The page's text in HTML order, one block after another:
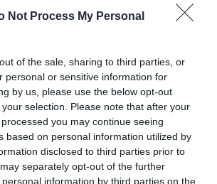
Not Process My Personal
of the sale, sharing to third parties, or
personal or sensitive information for
by us, please use the below opt-out
selection. Please note that after your
you may continue seeing
based on personal information utilized by
disclosed to third parties prior to
separately opt-out of the further
information by third parties on the
mely akár paranoiához is vezethet,
Ezáltal ne csodálkozz azon sem,
elfutnak az ilyen nők elől. Ha
hogy szeretsz birtokolni, tanulj meg
hogy ne üldözd el az
partnered.